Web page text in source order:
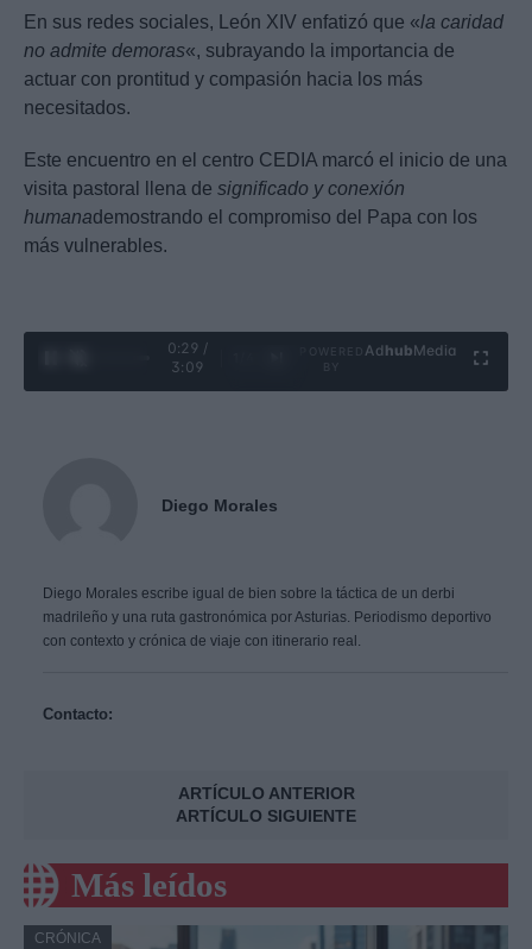
En sus redes sociales, León XIV enfatizó que «la caridad
no admite demoras«, subrayando la importancia de
actuar con prontitud y compasión hacia los más
necesitados.
Este encuentro en el centro CEDIA marcó el inicio de una
visita pastoral llena de significado y conexión
humanademostrando el compromiso del Papa con los
más vulnerables.
0:30 /
3:09
Ad hubMedia
Diego Morales
Diego Morales escribe igual de bien sobre la táctica de un derbi
madrileño y una ruta gastronómica por Asturias. Periodismo deportivo
con contexto y crónica de viaje con itinerario real.
Contacto:
ARTÍCULO ANTERIOR
ARTÍCULO SIGUIENTE
Más leídos
CRÓNICA